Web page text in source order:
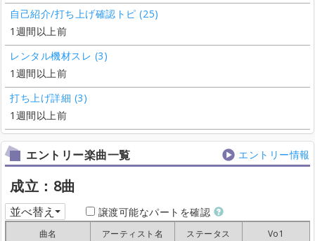
自己紹介/打ち上げ確認トピ (25)
1週間以上前
レンタル機材スレ (3)
1週間以上前
打ち上げ詳細 (3)
1週間以上前
エントリー楽曲一覧 エントリー情報
成立：8曲
並べ替え 譲渡可能なパートを確認
曲名 アーティスト名 ステータス
Vo1
曲名 アーティスト名 ステータス
Vo1
曲名 アーティスト名 ステータス
Vo1
曲名 アーティスト名 ステータス
Vo1